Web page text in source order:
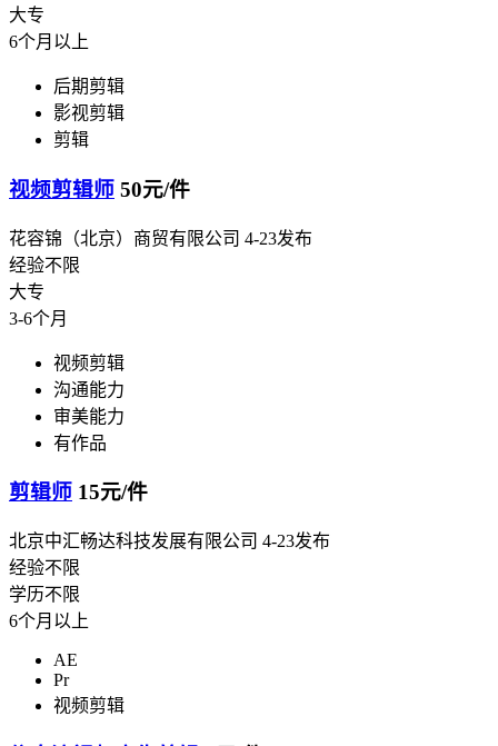
大专
6个月以上
后期剪辑
影视剪辑
剪辑
视频剪辑师 50元/件
花容锦（北京）商贸有限公司 4-23发布
经验不限
大专
3-6个月
视频剪辑
沟通能力
审美能力
有作品
剪辑师 15元/件
北京中汇畅达科技发展有限公司 4-23发布
经验不限
学历不限
6个月以上
AE
Pr
视频剪辑